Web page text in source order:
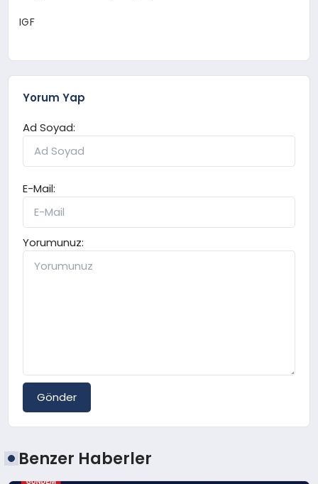
IGF
Yorum Yap
Ad Soyad:
E-Mail:
Yorumunuz:
Gönder
Benzer Haberler